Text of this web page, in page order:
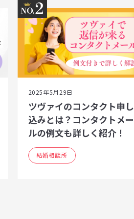
2
2025年5月29日
ツヴァイのコンタクト申し
込みとは？コンタクトメー
ルの例文も詳しく紹介！
結婚相談所